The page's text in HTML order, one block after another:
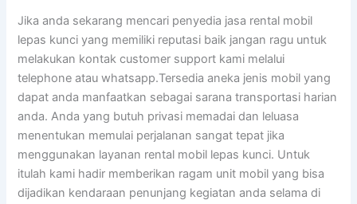
Jika anda sekarang mencari penyedia jasa rental mobil
lepas kunci yang memiliki reputasi baik jangan ragu untuk
melakukan kontak customer support kami melalui
telephone atau whatsapp.Tersedia aneka jenis mobil yang
dapat anda manfaatkan sebagai sarana transportasi harian
anda. Anda yang butuh privasi memadai dan leluasa
menentukan memulai perjalanan sangat tepat jika
menggunakan layanan rental mobil lepas kunci. Untuk
itulah kami hadir memberikan ragam unit mobil yang bisa
dijadikan kendaraan penunjang kegiatan anda selama di